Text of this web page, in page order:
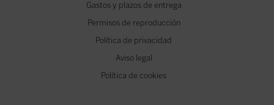
Gastos y plazos de entrega
Permisos de reproducción
Política de privacidad
Aviso legal
Política de cookies